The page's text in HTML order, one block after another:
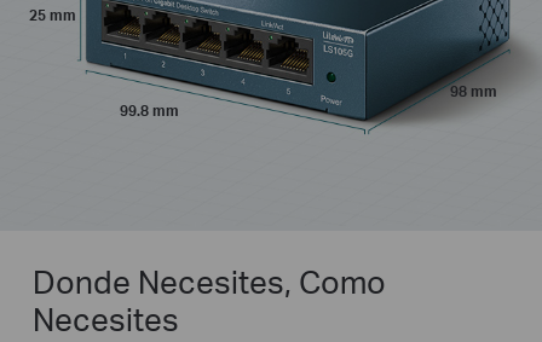
25 mm
99.8 mm
98 mm
Donde Necesites, Como
Necesites